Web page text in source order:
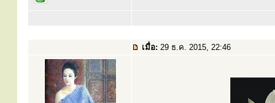
เมื่อ: 29 ธ.ค. 2015, 22:46